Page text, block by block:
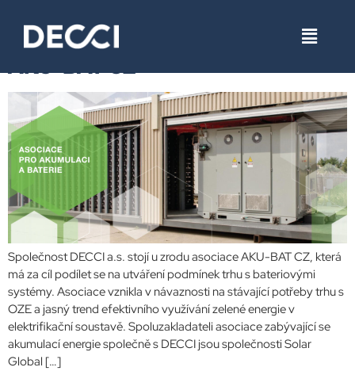
Štítek:Solar Global
AKU-BAT CZ
Společnost DECCI a.s. stojí u zrodu asociace AKU-BAT CZ, která
má za cíl podílet se na utváření podmínek trhu s bateriovými
systémy. Asociace vznikla v návaznosti na stávající potřeby trhu s
OZE a jasný trend efektivního využívání zelené energie v
elektrifikační soustavě. Spoluzakladateli asociace zabývající se
akumulací energie společně s DECCI jsou společnosti Solar
Global […]